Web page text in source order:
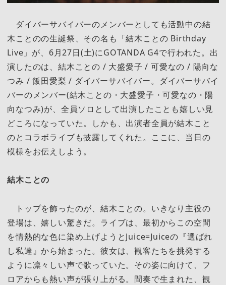
ダイバーサバイバーのメンバーとしても活動中の結
木ことのの生誕祭、その名も「結木ことの Birthday
Live」が、6月27日(土)にGOTANDA G4で行われた。出
演したのは、結木ことの / 大盛愛子 / 可愛なの / 陽向な
つみ / 飯田愛梨 / ダイバーサバイバー。ダイバーサバイ
バーのメンバー(結木ことの・大盛愛子・可愛なの・陽
向なつみ)が、全員ソロとして出演したことも嬉しい見
どころになっていた。しかも、出演者全員が結木こと
のとコラボライブも披露してくれた。ここに、当日の
模様をお伝えしよう。
結木ことの
トップを飾ったのが、結木ことの。いきなり主役の
登場は、嬉しい驚きだ。ライブは、最初からこの空間
を情熱的な色に染め上げようとJuice=Juiceの『選ばれ
し私達』から始まった。彼女は、観客たちを挑発する
ように凛々しい声で歌っていた。その姿に向けて、フ
ロアからも熱い声が張り上がる。間奏で生まれた、観